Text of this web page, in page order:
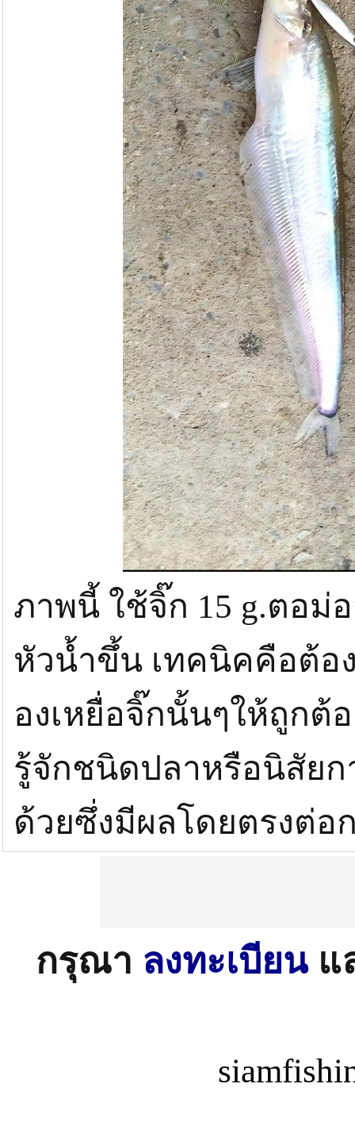
ภาพนี้ ใช้จิ๊ก 15 g.ตอม่
หัวน้ำขึ้น เทคนิคคือต้อ
องเหยื่อจิ๊กนั้นๆให้ถูกต้
รู้จักชนิดปลาหรือนิสัยก
ด้วยซึ่งมีผลโดยตรงต่อ
กรุณา ลงทะเบียนแ